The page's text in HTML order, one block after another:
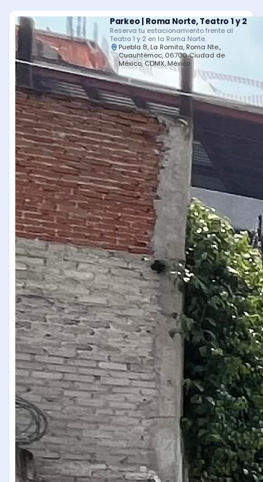
Parkeo | Roma Norte, Teatro 1 y 2
Reserva tu estacionamiento frente al
Teatro 1 y 2 en la Roma Norte.
Puebla 8, La Romita, Roma Nte.,
Cuauhtémoc, 06700 Ciudad de
México, CDMX, México